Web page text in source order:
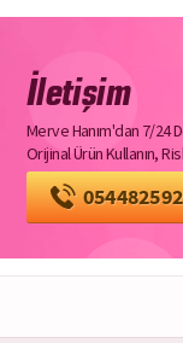
İletişim
Merve Hanım'dan 7/24
Orijinal Ürün Kullanın,